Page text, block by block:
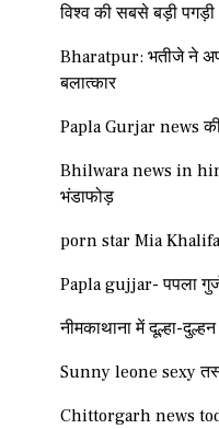
विश्व की सबसे बड़ी
Bharatpur: भतीजे ने
बलात्कार
Papla Gurjar news
Bhilwara news in
भंडाफोड़
porn star Mia Khalifa
Papla gujjar- पपला
नीमकाथाना में दूल्हा-
Sunny leone sexy
Chittorgarh news